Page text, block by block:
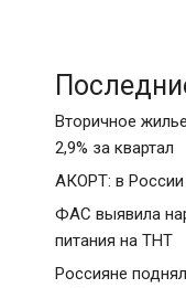
Вторичное
2,9% за квартал
АКОРТ: в
ФАС выявила
питания на ТНТ
Россияне